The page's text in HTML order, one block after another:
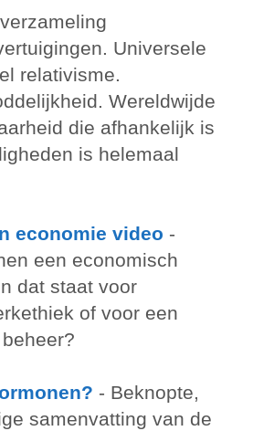
Universele
relativisme.
Wereldwijde
die afhankelijk is
is helemaal
economie video -
een economisch
dat staat voor
of voor een
- Beknopte,
samenvatting van de